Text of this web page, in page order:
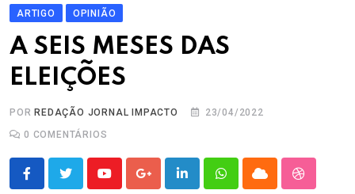
ARTIGO OPINIÃO
A SEIS MESES DAS
ELEIÇÕES
POR REDAÇÃO JORNAL IMPACTO
23/04/2022
0 COMENTÁRIOS
YoutubeGoogle+LinkedInWhatsappCloud